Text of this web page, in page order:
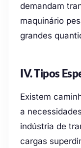
demandam
maquinário
grandes
IV. Tipos
Existem
a
indústria de
cargas